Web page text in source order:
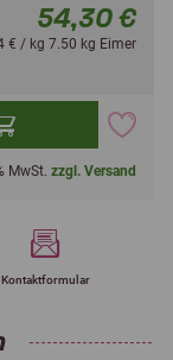
54,30 €
€ / kg 7.50 kg Eimer
MwSt. zzgl. Versand
Kontaktformular